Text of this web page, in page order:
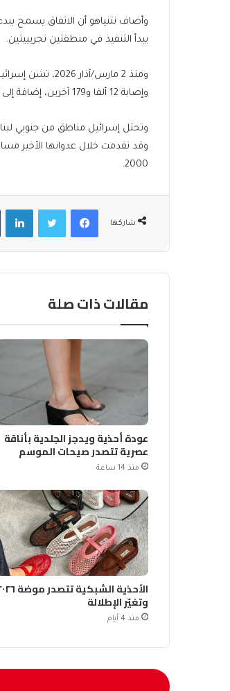
وأضاف نتنياهو أن الاتفاق يسمح
يبدأ التنفيذ في منطقتين تجريبيتين.
وإصابة 12 ألفا و179 آخرين، إضافة إلى نزوح أكثر من مليون شخص.
2000.
شاركها
فيسبوكتويتر
مقالات ذات صلة
عودة أحذية ويدجز الجلدية بأناقة
عصرية تتصدر صيحات الموسم
منذ 14 ساعة
الأحذية الشبكية تتصدر
وتغيّر الإطلالة
منذ 4 أيام